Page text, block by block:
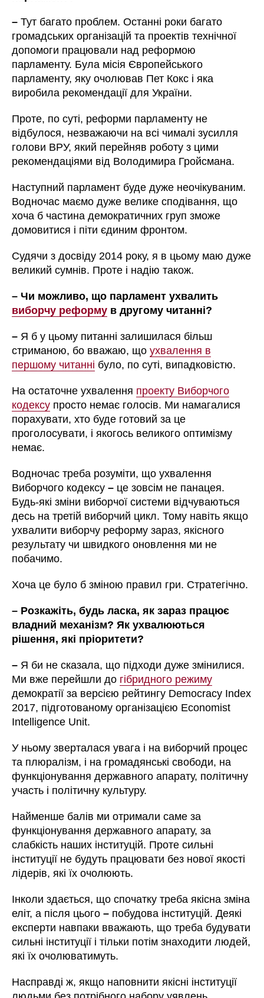
–Тут багато проблем. Останні роки багато
громадських організацій та проектів технічної
допомоги працювали над реформою
парламенту. Була місія Європейського
парламенту, яку очолював Пет Кокс і яка
виробила рекомендації для України.
Проте, по суті, реформи парламенту не
відбулося, незважаючи на всі чималі зусилля
голови ВРУ, який перейняв роботу з цими
рекомендаціями від Володимира Гройсмана.
Наступний парламент буде дуже неочікуваним.
Водночас маємо дуже велике сподівання, що
хоча б частина демократичних груп зможе
домовитися і піти єдиним фронтом.
Судячи з досвіду 2014 року, я в цьому маю дуже
великий сумнів. Проте і надію також.
– Чи можливо, що парламент ухвалить
виборчу реформу в другому читанні?
– Я б у цьому питанні залишилася більш
стриманою, бо вважаю, щоухвалення в
першому читанні було, по суті, випадковістю.
На остаточне ухвалення проекту Виборчого
кодексу просто немає голосів. Ми намагалися
порахувати, хто буде готовий за це
проголосувати, і якогось великого оптимізму
немає.
Водночас треба розуміти, що ухвалення
Виборчого кодексу– це зовсім не панацея.
Будь-які зміни виборчої системи відчуваються
десь на третій виборчий цикл. Тому навіть якщо
ухвалити виборчу реформу зараз, якісного
результату чи швидкого оновлення ми не
побачимо.
Хоча це було б зміною правил гри. Стратегічно.
– Розкажіть, будь ласка, як зараз працює
владний механізм? Як ухвалюються
рішення, які пріоритети?
– Я би не сказала, що підходи дуже змінилися.
Ми вже перейшли до гібридного режиму
демократії за версією рейтингу Democracy Index
2017, підготованому організацією Economist
Intelligence Unit.
У ньому зверталася увага і на виборчий процес
та плюралізм, і на громадянські свободи, на
функціонування державного апарату, політичну
участь і політичну культуру.
Найменше балів ми отримали саме за
функціонування державного апарату, за
слабкість наших інституцій. Проте сильні
інституції не будуть працювати без нової якості
лідерів, які їх очолюють.
Інколи здається, що спочатку треба якісна зміна
еліт, а після цього– побудова інституцій. Деякі
експерти навпаки вважають, що треба будувати
сильні інституції і тільки потім знаходити людей,
які їх очолюватимуть.
Насправді ж, якщо наповнити якісні інституції